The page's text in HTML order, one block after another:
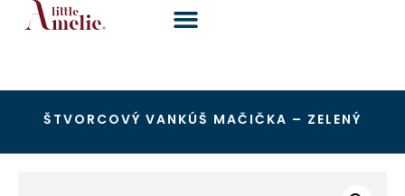
ŠTVORCOVÝ VANKÚŠ MAČIČKA – ZELENÝ